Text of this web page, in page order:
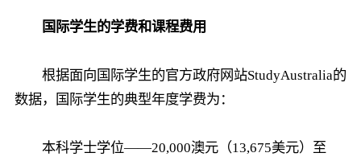
国际学生的学费和课程费用
根据面向国际学生的官方政府网站StudyAustralia的
数据，国际学生的典型年度学费为：
本科学士学位——20,000澳元（13,675美元）至